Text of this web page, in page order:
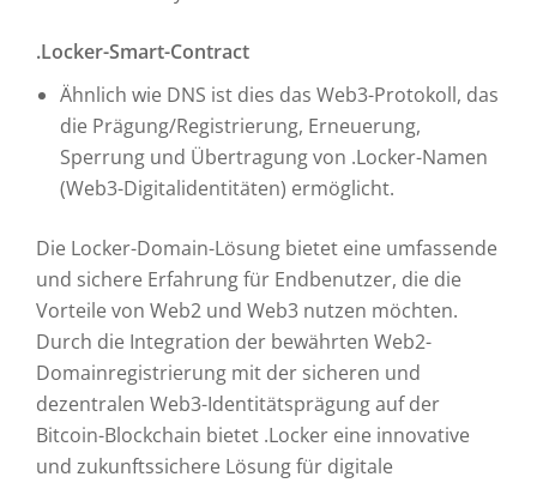
.Locker-Smart-Contract
Ähnlich wie DNS ist dies das Web3-Protokoll, das
die Prägung/Registrierung, Erneuerung,
Sperrung und Übertragung von .Locker-Namen
(Web3-Digitalidentitäten) ermöglicht.
Die Locker-Domain-Lösung bietet eine umfassende
und sichere Erfahrung für Endbenutzer, die die
Vorteile von Web2 und Web3 nutzen möchten.
Durch die Integration der bewährten Web2-
Domainregistrierung mit der sicheren und
dezentralen Web3-Identitätsprägung auf der
Bitcoin-Blockchain bietet .Locker eine innovative
und zukunftssichere Lösung für digitale